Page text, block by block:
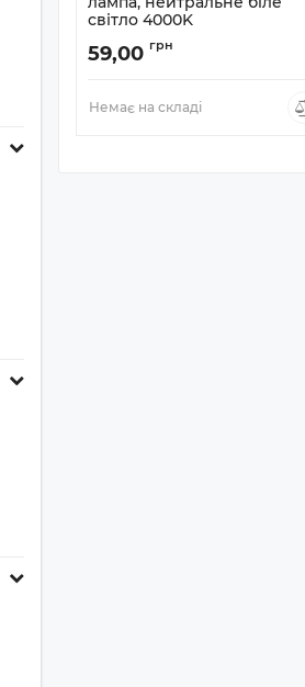
світло 4000K
59,00 грн
Немає на складі